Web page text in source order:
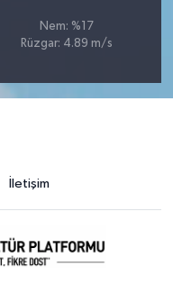
Nem: %17
Rüzgar: 4.89 m/s
İletişim